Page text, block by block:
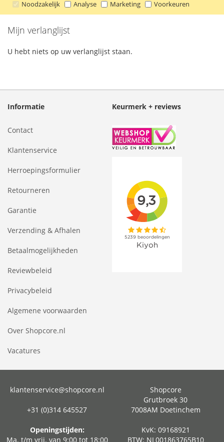
Noodzakelijk Analyse Marketing Voorkeuren
Mijn verlanglijst
U hebt niets op uw verlanglijst staan.
Informatie
Contact
Klantenservice
Herroepingsformulier
Retourneren
Garantie
Verzending & Afhalen
Betaalmogelijkheden
Reviewbeleid
Privacybeleid
Algemene voorwaarden
Over Shopcore.nl
Vacatures
Keurmerk + reviews
klantenservice@shopcore.nl
+31 (0)314 645527
Openingstijden:
Ma. t/m vrij. van 9:00 tot 18:00
Shopcore
Grutbroek 30
7008AM Doetinchem
KvK: 09168921
BTW: NL001863765B10